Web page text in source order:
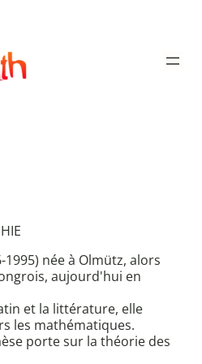
née à Olmütz, alors
aujourd'hui en
et la littérature, elle
les mathématiques.
porte sur la théorie des